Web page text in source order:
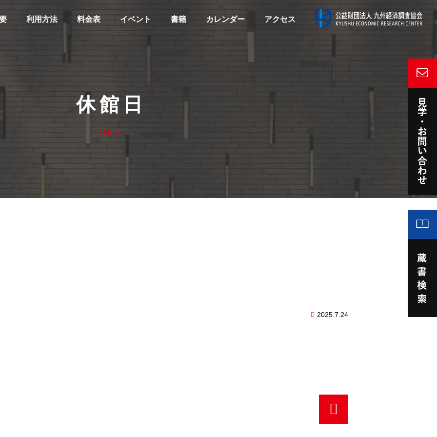
利用方法 料金表 イベント 書籍 カレンダー アクセス
休館日
OFF
2025.7.24